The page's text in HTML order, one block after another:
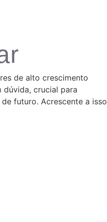
de alto crescimento
dúvida, crucial para
futuro. Acrescente a isso